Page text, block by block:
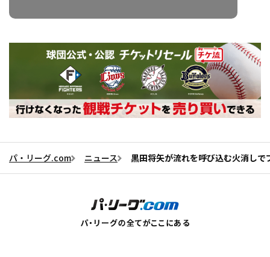
パ・リーグ.com ニュース 黒田将矢が流れを呼び込む火消し